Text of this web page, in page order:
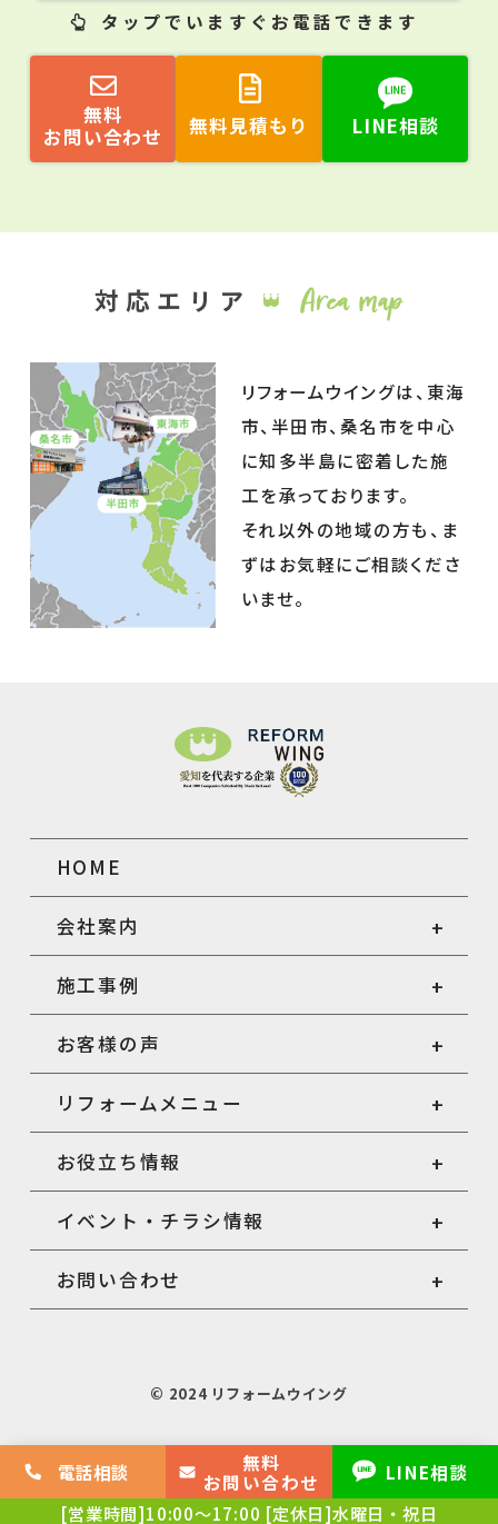
電話相談
無料
お問い合わせ
LINE相談
[営業時間]10:00～17:00 [定休日]水曜日・祝日
タップでいますぐお電話できます
無料
お問い合わせ
無料見積もり LINE相談
リフォームウイングは、東海
市、半田市、桑名市を中心
に知多半島に密着した施
工を承っております。
それ以外の地域の方も、ま
ずはお気軽にご相談くださ
いませ。
HOME
会社案内
施工事例
お客様の声
リフォームメニュー
お役立ち情報
イベント・チラシ情報
お問い合わせ
© 2024 リフォームウイング